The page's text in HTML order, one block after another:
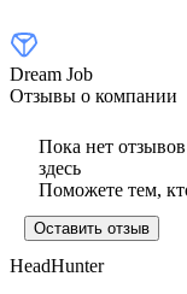
Dream Job
Отзывы о компании
Пока нет
здесь
Поможете тем,
Оставить отзыв
HeadHunter